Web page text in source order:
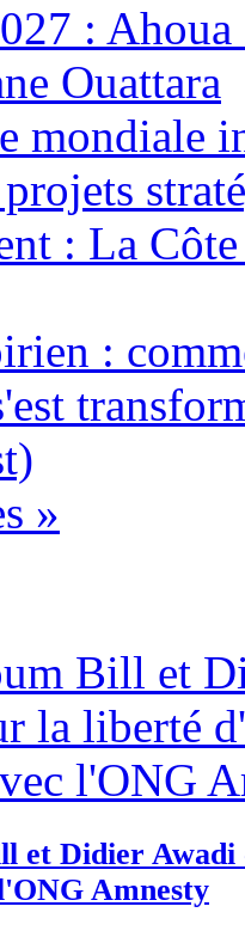
:
Ouattara
mondiale
: La
:
»
et Didier
Amnesty